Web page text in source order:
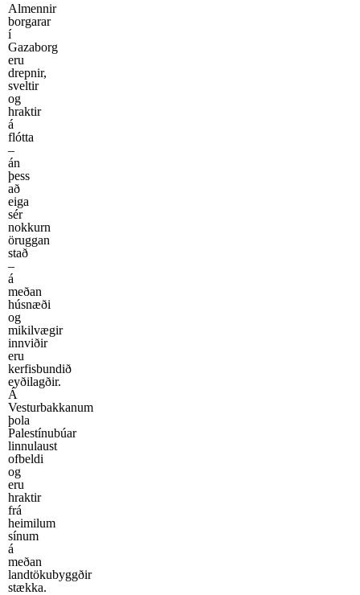
Almennir
borgarar
í
Gazaborg
eru
drepnir,
sveltir
og
hraktir
á
flótta
–
án
þess
að
eiga
sér
nokkurn
öruggan
stað
–
á
meðan
húsnæði
og
mikilvægir
innviðir
eru
kerfisbundið
eyðilagðir.
Á
Vesturbakkanum
þola
Palestínubúar
linnulaust
ofbeldi
og
eru
hraktir
frá
heimilum
sínum
á
meðan
landtökubyggðir
stækka.